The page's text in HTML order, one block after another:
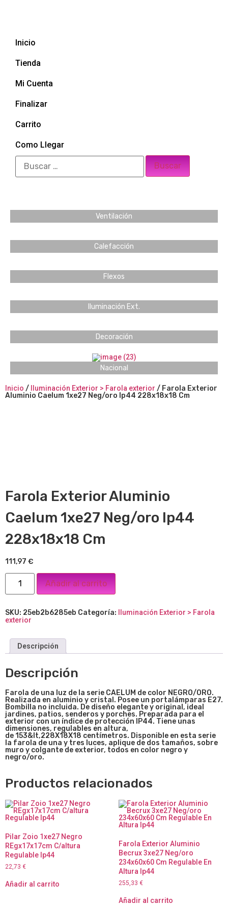
Inicio
Tienda
Mi Cuenta
Finalizar
Carrito
Como Llegar
Ventilación
Calefacción
Flexos
Iluminación Ext.
Decoración
Nacional
Inicio / Iluminación Exterior > Farola exterior / Farola Exterior
Aluminio Caelum 1xe27 Neg/oro Ip44 228x18x18 Cm
Farola Exterior Aluminio
Caelum 1xe27 Neg/oro Ip44
228x18x18 Cm
111,97 €
Añadir al carrito
SKU: 25eb2b6285eb Categoría:
Iluminación Exterior > Farola
exterior
Descripción
Descripción
Farola de una luz de la serie CAELUM de color NEGRO/ORO.
Realizada en aluminio y cristal. Posee un portalámparas E27.
Bombilla no incluida. De diseño elegante y original, ideal
jardines, patios, senderos y porches. Preparada para el
exterior con un índice de protección IP44. Tiene unas
dimensiones, regulables en altura,
de 153&lt,228X18X18 centímetros. Disponible en esta serie
la farola de una y tres luces, aplique de dos tamaños, sobre
muro y colgante de exterior, todos en color negro y
negro/oro.
Productos relacionados
Pilar Zoio 1xe27 Negro
REgx17x17cm C/altura
Regulable Ip44
22,73 €
Añadir al carrito
Farola Exterior Aluminio
Becrux 3xe27 Neg/oro
234x60x60 Cm Regulable En
Altura Ip44
255,33 €
Añadir al carrito